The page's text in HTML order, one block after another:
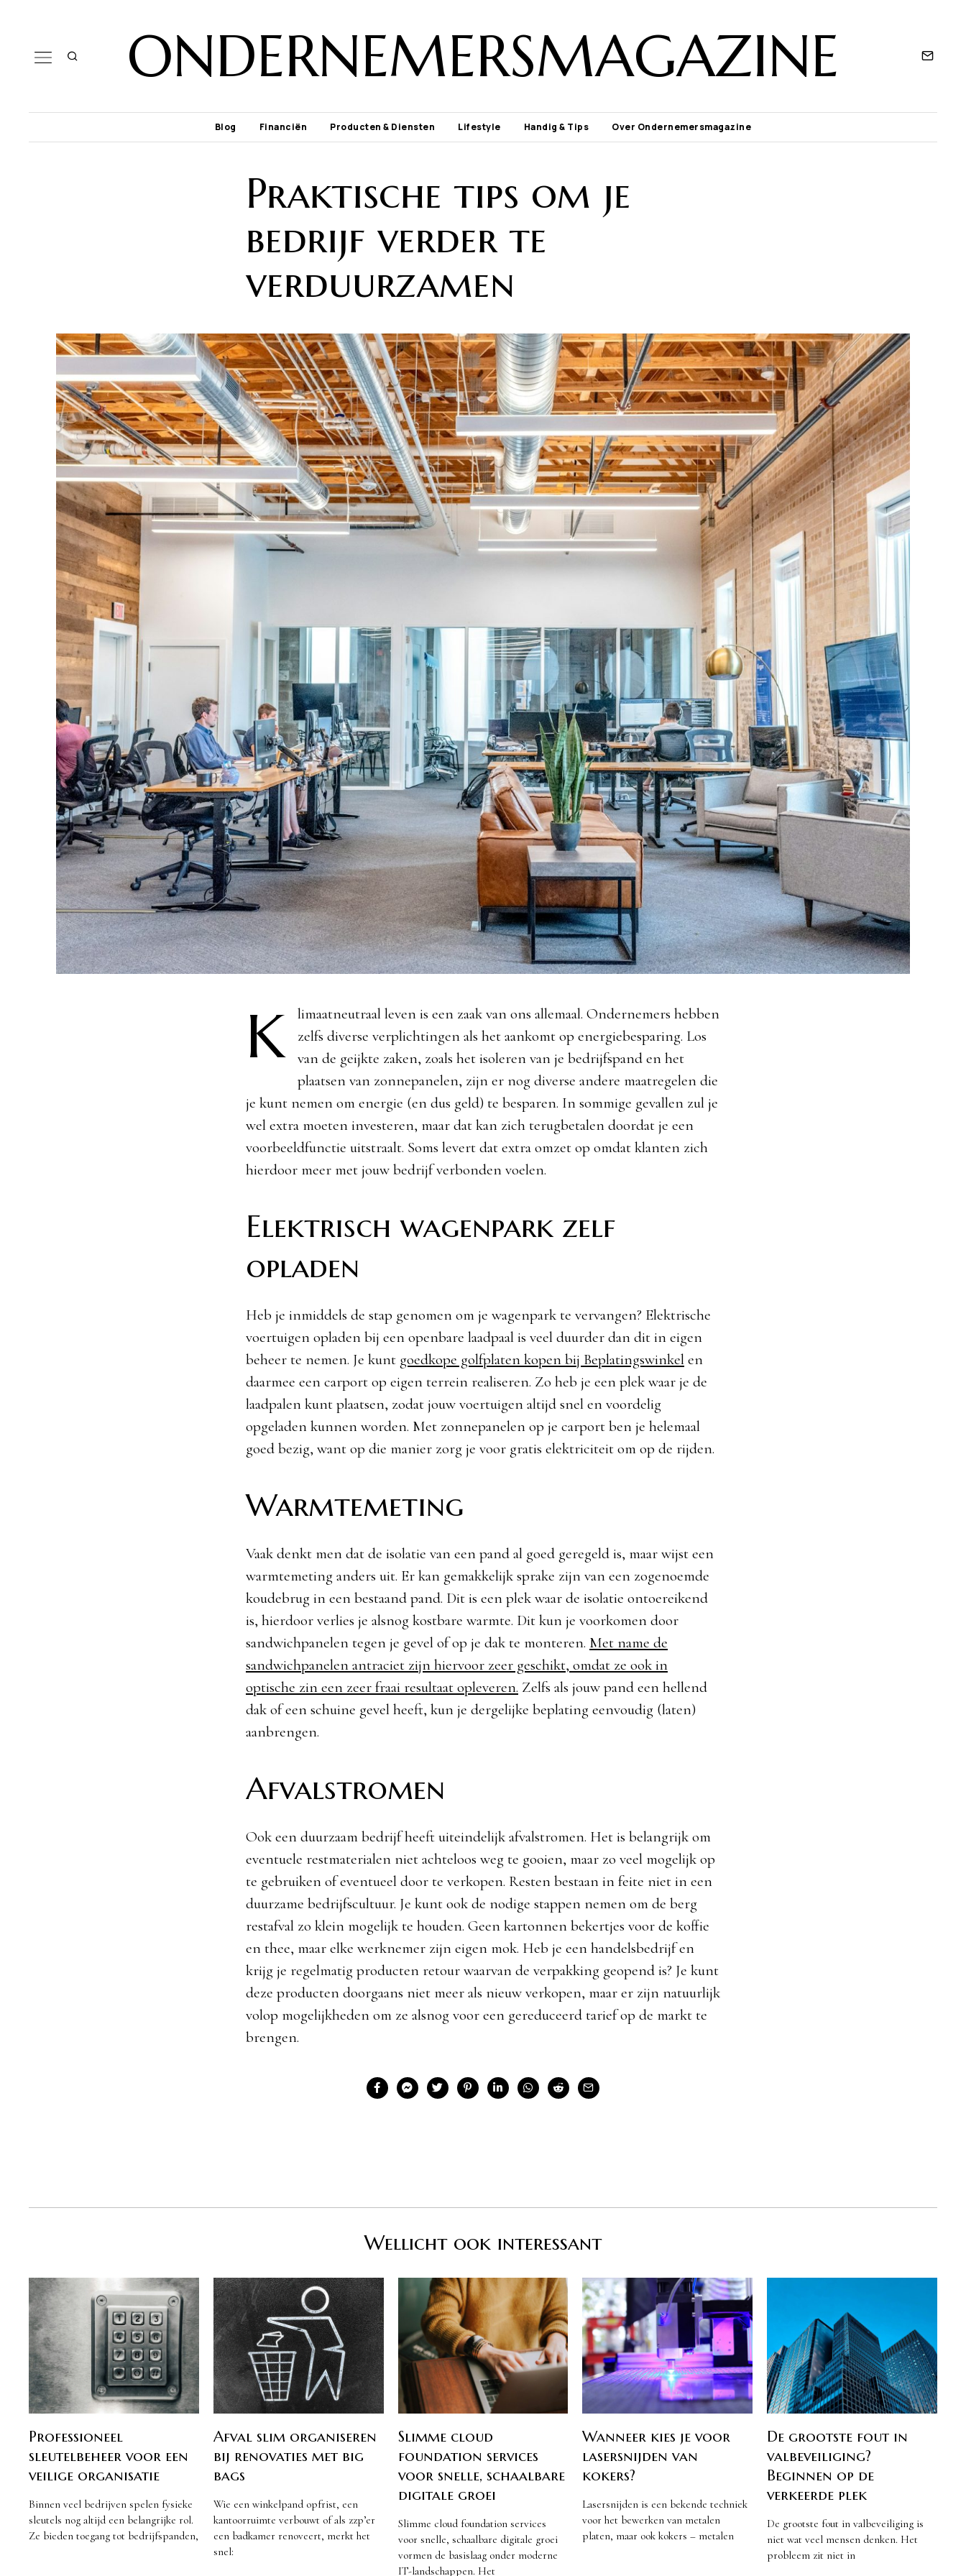
ONDERNEMERSMAGAZINE
Blog Financiën Producten & Diensten Lifestyle Handig & Tips Over Ondernemersmagazine
Praktische tips om je
bedrijf verder te
verduurzamen
K
limaatneutraal leven is een zaak van ons allemaal. Ondernemers hebben
zelfs diverse verplichtingen als het aankomt op energiebesparing. Los
van de geijkte zaken, zoals het isoleren van je bedrijfspand en het
plaatsen van zonnepanelen, zijn er nog diverse andere maatregelen die
je kunt nemen om energie (en dus geld) te besparen. In sommige gevallen zul je
wel extra moeten investeren, maar dat kan zich terugbetalen doordat je een
voorbeeldfunctie uitstraalt. Soms levert dat extra omzet op omdat klanten zich
hierdoor meer met jouw bedrijf verbonden voelen.
Elektrisch wagenpark zelf
opladen
Heb je inmiddels de stap genomen om je wagenpark te vervangen? Elektrische
voertuigen opladen bij een openbare laadpaal is veel duurder dan dit in eigen
beheer te nemen. Je kunt goedkope golfplaten kopen bij Beplatingswinkelen
daarmee een carport op eigen terrein realiseren. Zo heb je een plek waar je de
laadpalen kunt plaatsen, zodat jouw voertuigen altijd snel en voordelig
opgeladen kunnen worden. Met zonnepanelen op je carport ben je helemaal
goed bezig, want op die manier zorg je voor gratis elektriciteit om op de rijden.
Warmtemeting
Vaak denkt men dat de isolatie van een pand al goed geregeld is, maar wijst een
warmtemeting anders uit. Er kan gemakkelijk sprake zijn van een zogenoemde
koudebrug in een bestaand pand. Dit is een plek waar de isolatie ontoereikend
is, hierdoor verlies je alsnog kostbare warmte. Dit kun je voorkomen door
sandwichpanelen tegen je gevel of op je dak te monteren. Met name de
sandwichpanelen antraciet zijn hiervoor zeer geschikt, omdat ze ook in
optische zin een zeer fraai resultaat opleveren. Zelfs als jouw pand een hellend
dak of een schuine gevel heeft, kun je dergelijke beplating eenvoudig (laten)
aanbrengen.
Afvalstromen
Ook een duurzaam bedrijf heeft uiteindelijk afvalstromen. Het is belangrijk om
eventuele restmaterialen niet achteloos weg te gooien, maar zo veel mogelijk op
te gebruiken of eventueel door te verkopen. Resten bestaan in feite niet in een
duurzame bedrijfscultuur. Je kunt ook de nodige stappen nemen om de berg
restafval zo klein mogelijk te houden. Geen kartonnen bekertjes voor de koffie
en thee, maar elke werknemer zijn eigen mok. Heb je een handelsbedrijf en
krijg je regelmatig producten retour waarvan de verpakking geopend is? Je kunt
deze producten doorgaans niet meer als nieuw verkopen, maar er zijn natuurlijk
volop mogelijkheden om ze alsnog voor een gereduceerd tarief op de markt te
brengen.
Wellicht ook interessant
Professioneel
sleutelbeheer voor een
veilige organisatie
Binnen veel bedrijven spelen fysieke
sleutels nog altijd een belangrijke rol.
Ze bieden toegang tot bedrijfspanden,
Afval slim organiseren
bij renovaties met big
bags
Wie een winkelpand opfrist, een
kantoorruimte verbouwt of als zzp’er
een badkamer renoveert, merkt het
snel:
Slimme cloud
foundation services
voor snelle, schaalbare
digitale groei
Slimme cloud foundation services
voor snelle, schaalbare digitale groei
vormen de basislaag onder moderne
IT-landschappen. Het
Wanneer kies je voor
lasersnijden van
kokers?
Lasersnijden is een bekende techniek
voor het bewerken van metalen
platen, maar ook kokers – metalen
De grootste fout in
valbeveiliging?
Beginnen op de
verkeerde plek
De grootste fout in valbeveiliging is
niet wat veel mensen denken. Het
probleem zit niet in